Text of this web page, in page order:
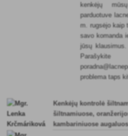
kenkėjų
parduotuve
m. rugsėjo kaip
savo komanda
jūsų
problema taps
Kenkėjų kontrolė
šiltnamiuose,
kambariniuose